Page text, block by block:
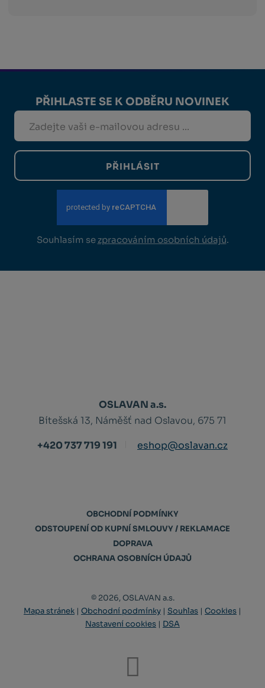
PŘIHLASTE SE K ODBĚRU NOVINEK
PŘIHLÁSIT
Souhlasím se zpracováním osobních údajů.
OSLAVAN a.s.
Bítešská 13, Náměšť nad Oslavou, 675 71
+420 737 719 191
eshop@oslavan.cz
OBCHODNÍ PODMÍNKY
ODSTOUPENÍ OD KUPNÍ SMLOUVY / REKLAMACE
DOPRAVA
OCHRANA OSOBNÍCH ÚDAJŮ
© 2026, OSLAVAN a.s.
Mapa stránek | Obchodní podmínky | Souhlas | Cookies |
Nastavení cookies | DSA